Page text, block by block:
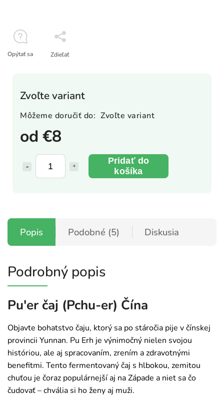
od€8
Pridať do
košíka
Zvoľte variant
Môžeme doručiť do: Zvoľte variant
Opýtať sa Zdieľať
Popis Podobné (5) Diskusia
Podrobný popis
Pu'er čaj (Pchu-er) Čína
Objavte bohatstvo čaju, ktorý sa po stáročia pije v čínskej
provincii Yunnan. Pu Erh je výnimočný nielen svojou
históriou, ale aj spracovaním, zrením a zdravotnými
benefitmi. Tento fermentovaný čaj s hlbokou, zemitou
chuťou je čoraz populárnejší aj na Západe a niet sa čo
čudovať – chvália si ho ženy aj muži.